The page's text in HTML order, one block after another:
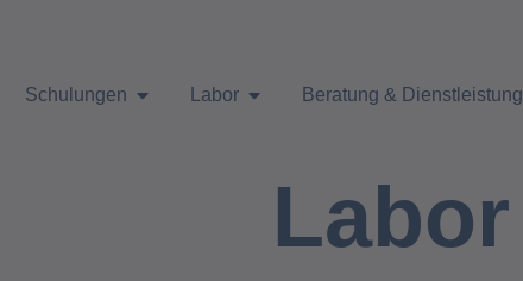
Schulungen Labor Beratung & Dienstleistung
Labor